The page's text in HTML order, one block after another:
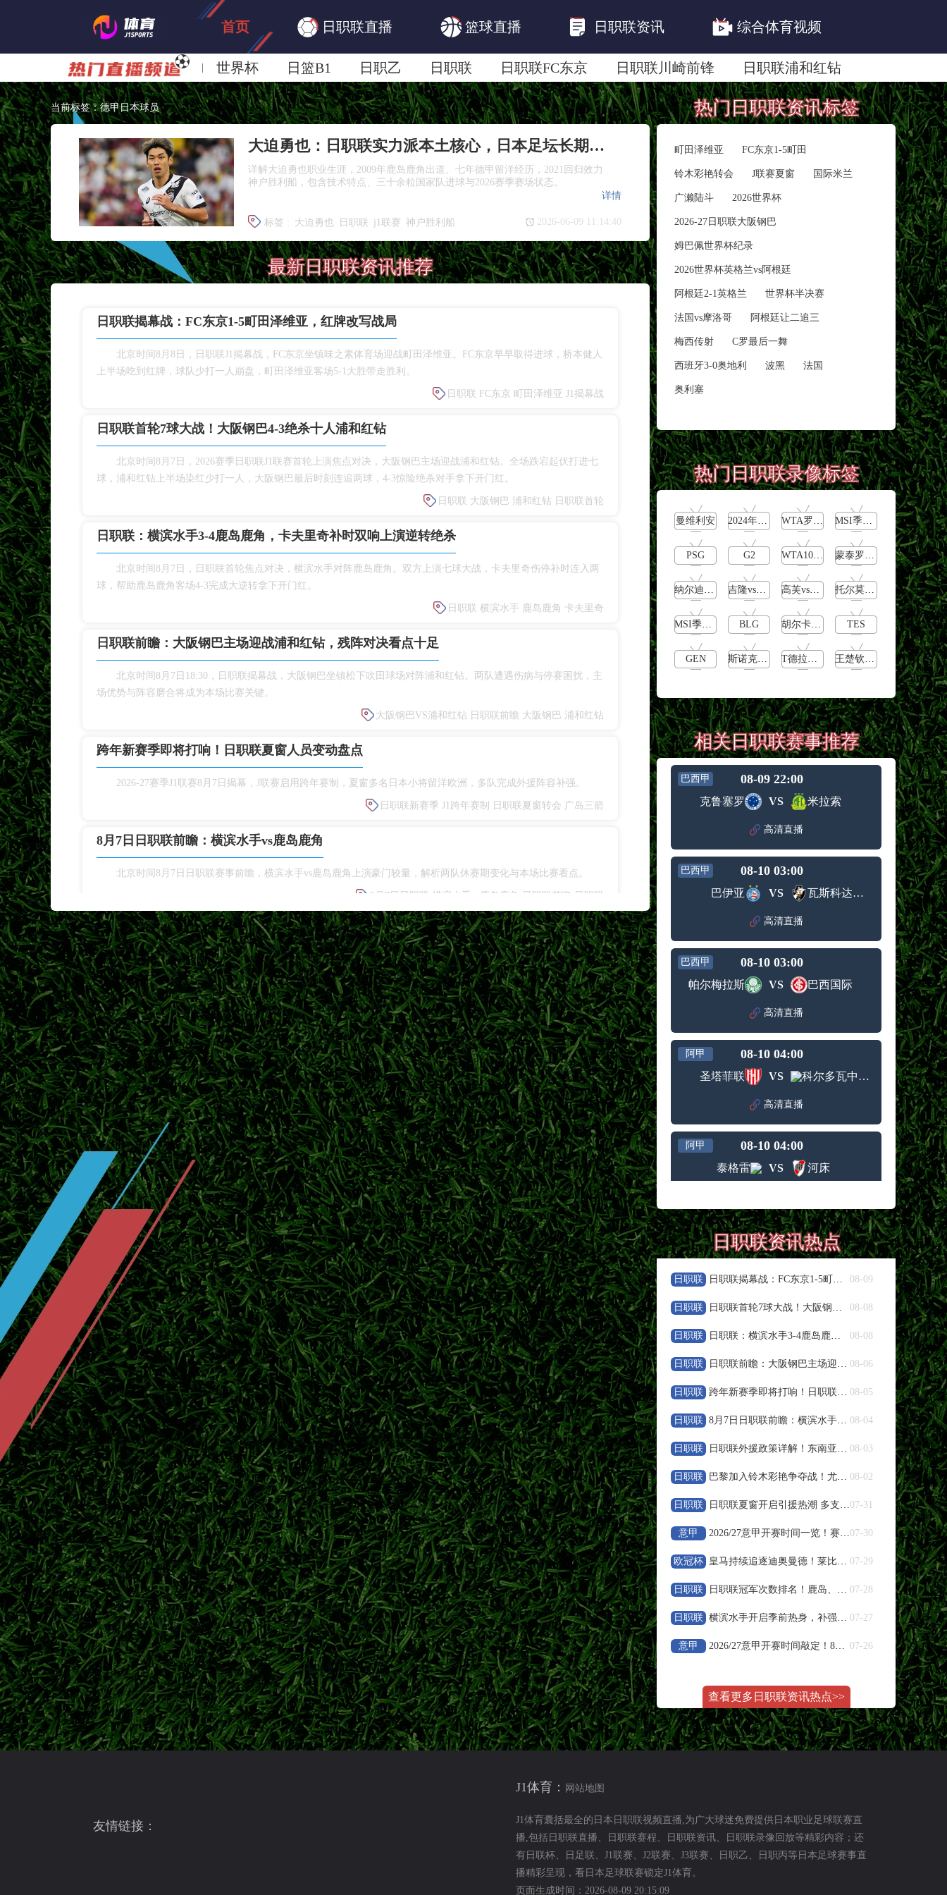
首页 日职联直播 篮球直播 日职联资讯 综合体育视频
世界杯 日篮B1 日职乙 日职联 日职联FC东京 日职联川崎前锋 日职联浦和红钻
日职联大阪钢巴 日职联广岛三箭 日职联横滨水手 日职联鹿岛鹿角
当前标签：德甲日本球员
大迫勇也：日职联实力派本土核心，日本足坛长期标杆球员
详解大迫勇也职业生涯，2009年鹿岛鹿角出道、七年德甲留洋经历，2021回归效力
神户胜利船，包含技术特点、三十余粒国家队进球与2026赛季赛场状态。
标签 : 大迫勇也 日职联 j1联赛 神户胜利船
日本国脚
德甲日本球员
详情
2026-06-09 11:14:40
最新日职联资讯推荐
日职联揭幕战：FC东京1‑5町田泽维亚，红牌改写战局
北京时间8月8日，日职联J1揭幕战，FC东京坐镇味之素体育场迎战町田泽维亚。FC东京早早取得进球，桥本健人
上半场吃到红牌，球队少打一人崩盘，町田泽维亚客场5‑1大胜带走胜利。
日职联 FC东京 町田泽维亚 J1揭幕战
日职联首轮7球大战！大阪钢巴4‑3绝杀十人浦和红钻
北京时间8月7日，2026赛季日职联J1联赛首轮上演焦点对决，大阪钢巴主场迎战浦和红钻。全场跌宕起伏打进七
球，浦和红钻上半场染红少打一人，大阪钢巴最后时刻连追两球，4‑3惊险绝杀对手拿下开门红。
日职联 大阪钢巴 浦和红钻 日职联首轮
日职联：横滨水手3‑4鹿岛鹿角，卡夫里奇补时双响上演逆转绝杀
北京时间8月7日，日职联首轮焦点对决，横滨水手对阵鹿岛鹿角。双方上演七球大战，卡夫里奇伤停补时连入两
球，帮助鹿岛鹿角客场4‑3完成大逆转拿下开门红。
日职联 横滨水手 鹿岛鹿角 卡夫里奇
日职联前瞻：大阪钢巴主场迎战浦和红钻，残阵对决看点十足
北京时间8月7日18:30，日职联揭幕战，大阪钢巴坐镇松下吹田球场对阵浦和红钻。两队遭遇伤病与停赛困扰，主
场优势与阵容磨合将成为本场比赛关键。
大阪钢巴VS浦和红钻 日职联前瞻 大阪钢巴 浦和红钻
跨年新赛季即将打响！日职联夏窗人员变动盘点
2026‑27赛季J1联赛8月7日揭幕，J联赛启用跨年赛制，夏窗多名日本小将留洋欧洲，多队完成外援阵容补强。
日职联新赛季 J1跨年赛制 日职联夏窗转会 广岛三箭
8月7日日职联前瞻：横滨水手vs鹿岛鹿角
北京时间8月7日日职联赛事前瞻，横滨水手vs鹿岛鹿角上演豪门较量，解析两队休赛期变化与本场比赛看点。
8月7日日职联 横滨水手vs鹿岛鹿角 日职联前瞻 日职联
日职联外援政策详解！东南亚球员特殊规则说明
解读现行J1日职联完整外援制度，包含注册人数、上场名额限制、东南亚提携国豁免规则，帮球迷看懂日职联独
特的外援体系。
日职联外援政策 J1外援上场人数 J联赛提携国球员 日职联亚外规则
巴黎加入铃木彩艳争夺战！尤文报价遭帕尔马拒绝
转会专家罗马诺最新消息，巴黎圣日耳曼正式参与铃木彩艳竞争，出自浦和红钻的日本门将引发豪门哄抢，尤文
图斯报价被帕尔马驳回，转会谈判仍在拉锯。
铃木彩艳 巴黎圣日耳曼 帕尔马 铃木彩艳转会
日职联夏窗开启引援热潮 多支豪门调整阵容备战下半程
2026赛季日职联赛程过半，夏季转会窗口正式开放，横滨水手、鹿岛鹿角、川崎前锋抓紧时间补强，应对联赛与
杯赛双线赛程。
日职联 J联赛夏窗 横滨水手 鹿岛鹿角
日职联冠军次数排名！鹿岛、横滨水手、川崎前锋荣誉盘点
盘点J1联赛历史夺冠榜单，鹿岛鹿角领跑，详解横滨水手、川崎前锋等强队夺冠历程，回顾日职联多年争霸格
局。
日职联冠军次数排名 J1联赛哪个球队冠军最多 鹿岛鹿角 横滨水手
横滨水手开启季前热身，补强阵容冲击新赛季亚冠资格
2026日职联临近开赛，横滨水手投入季前热身备战。球队积极调整阵容，目标在跨年赛季争夺亚冠参赛席位。
横滨水手 日职联 j1联赛 日职联季前热身
官宣！川村拓梦回归广岛三箭补强中场
北京时间7月25日官方消息，日本中场川村拓梦离开萨尔茨堡红牛，永久转会重返广岛三箭，旅欧球员回归J联
赛。
川村拓梦 广岛三箭 日职联转会 萨尔茨堡红牛
东京绿茵敲定中场新援！补强中场，全力冲刺下半程联赛
2026日职联夏窗持续运作，东京绿茵签下实力派中场柴户海，充实中场轮换厚度，备战联赛下半程关键赛程。
东京绿茵 东京绿茵转会 东京绿茵补强 日职联夏窗
鹿岛鹿角官宣广濑陆斗回归！补强防线冲击日职联冠军
日职联豪门鹿岛鹿角正式签下后卫广濑陆斗，球员从神户胜利船重返老东家。经验丰富的本土后卫加盟，助力球
队下半程联赛争冠。
鹿岛鹿角 广濑陆斗 日职联转会 神户胜利船
伊东纯也VS前田大然！日本两大前锋特点与前景解析
2026美加墨世界杯落下帷幕，伊东纯也与前田大然代表日本队出战大赛。对比两名锋线球员技术风格，展望二人
日本前锋 2026世界杯
热门日职联资讯标签
町田泽维亚 FC东京1‑5町田
铃木彩艳转会 J联赛夏窗 国际米兰
广濑陆斗 2026世界杯
2026-27日职联大阪钢巴
姆巴佩世界杯纪录
2026世界杯英格兰vs阿根廷
阿根廷2-1英格兰 世界杯半决赛
法国vs摩洛哥 阿根廷让二追三
梅西传射 C罗最后一舞
西班牙3-0奥地利 波黑 法国
奥利塞
热门日职联录像标签
曼维利安 2024年5月14日 WTA罗马公开赛女单第4轮 MSI季中冠军赛败者组
PSG G2 WTA1000罗马大师赛第3轮 蒙泰罗vs凯茨曼诺维奇
纳尔迪vs鲁内 吉隆vs卢布列夫 高芙vs克里斯蒂安 托尔莫vs奥斯塔彭科
MSI季中冠军赛胜者组 BLG 胡尔卡奇vs纳达尔 TES
GEN 斯诺克元老斯诺克世锦赛1/4决赛 T德拉戈vs沃森 王楚钦vs帕特里克-弗朗西斯卡
相关日职联赛事推荐
巴西甲 08-09 22:00
克鲁塞罗 VS 米拉索
高清直播
巴西甲 08-10 03:00
巴伊亚 VS 瓦斯科达伽马
高清直播
巴西甲 08-10 03:00
帕尔梅拉斯 VS 巴西国际
高清直播
阿甲 08-10 04:00
圣塔菲联 VS 科尔多瓦中央SDE
高清直播
阿甲 08-10 04:00
泰格雷 VS 河床
阿甲 08-10 04:00
塔勒瑞斯 VS 拉努斯
阿甲 08-10 04:00
阿甲 08-10 04:00
罗萨里奥中央 VS 阿尔多斯维
高清直播
阿甲 08-10 04:00
科尔多瓦学院 VS 甘拿斯亚门多萨
高清直播
门多萨独立 VS
08-10 04:00
阿根廷独立 VS 普拉腾斯
高清直播
高清直播
阿甲
日职联资讯热点
日职联 日职联揭幕战：FC东京1‑5町田泽维亚，红牌改写战局 08-09
日职联 日职联首轮7球大战！大阪钢巴4‑3绝杀十人浦和红钻 08-08
日职联 日职联：横滨水手3‑4鹿岛鹿角，卡夫里奇补时双响上演逆转绝杀 08-08
日职联 日职联前瞻：大阪钢巴主场迎战浦和红钻，残阵对决看点十足 08-06
日职联 跨年新赛季即将打响！日职联夏窗人员变动盘点 08-05
日职联 8月7日日职联前瞻：横滨水手vs鹿岛鹿角 08-04
日职联 日职联外援政策详解！东南亚球员特殊规则说明 08-03
日职联 巴黎加入铃木彩艳争夺战！尤文报价遭帕尔马拒绝 08-02
日职联 日职联夏窗开启引援热潮 多支豪门调整阵容备战下半程07-31
意甲 2026/27意甲开赛时间一览！赛程周期与参赛队伍整理07-30
欧冠杯 皇马持续追逐迪奥曼德！莱比锡天才引发欧冠豪门竞价 07-29
日职联 日职联冠军次数排名！鹿岛、横滨水手、川崎前锋荣誉盘点 07-28
日职联 横滨水手开启季前热身，补强阵容冲击新赛季亚冠资格 07-27
意甲 2026/27意甲开赛时间敲定！8月23日联赛正式打响 07-26
查看更多日职联资讯热点>>
友情链接：
J1体育： 网站地图
J1体育囊括最全的日本日职联视频直播,为广大球迷免费提供日本职业足球联赛直
播,包括日职联直播、日职联赛程、日职联资讯、日职联录像回放等精彩内容；还
有日联杯、日足联、J1联赛、J2联赛、J3联赛、日职乙、日职丙等日本足球赛事直
播精彩呈现，看日本足球联赛锁定J1体育。
页面生成时间：2026-08-09 20:15:09